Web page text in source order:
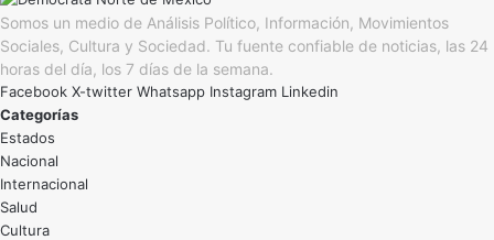
Somos un medio de Análisis Político, Información, Movimientos
Sociales, Cultura y Sociedad. Tu fuente confiable de noticias, las 24
horas del día, los 7 días de la semana.
Facebook X-twitter Whatsapp Instagram Linkedin
Categorías
Estados
Nacional
Internacional
Salud
Cultura